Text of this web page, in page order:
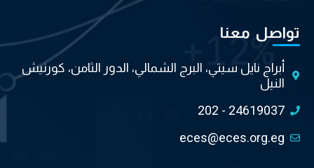
تواصل معنا
أبراج نايل سيتي، البرج الشمالي، الدور الثامن، كورنيش
النيل
202 - 24619037
eces@eces.org.eg